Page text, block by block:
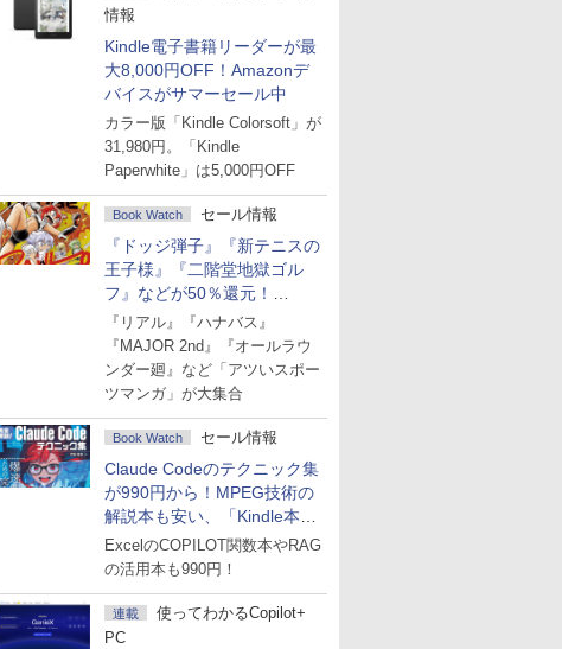
情報
Kindle電子書籍リーダーが最
大8,000円OFF！Amazonデ
バイスがサマーセール中
カラー版「Kindle Colorsoft」が
31,980円。「Kindle
Paperwhite」は5,000円OFF
Book Watch セール情報
『ドッジ弾子』『新テニスの
王子様』『二階堂地獄ゴル
フ』などが50％還元！
Amazonマンガ週末セール
『リアル』『ハナバス』
『MAJOR 2nd』『オールラウ
ンダー廻』など「アツいスポー
ツマンガ」が大集合
Book Watch セール情報
Claude Codeのテクニック集
が990円から！MPEG技術の
解説本も安い、「Kindle本サ
マーセール」第2弾開始！
ExcelのCOPILOT関数本やRAG
の活用本も990円！
連載
使ってわかるCopilot+
PC